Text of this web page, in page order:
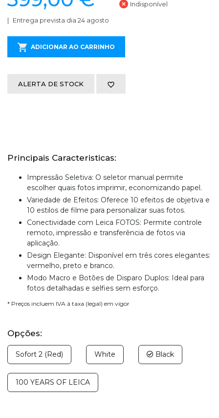
Indisponível
Entrega prevista dia 24 agosto
ADICIONAR AO CARRINHO
ALERTA DE STOCK
Principais Caracteristicas:
Impressão Seletiva: O seletor manual permite
escolher quais fotos imprimir, economizando papel.
Variedade de Efeitos: Oferece 10 efeitos de objetiva e
10 estilos de filme para personalizar suas fotos.
Conectividade com Leica FOTOS: Permite controle
remoto, impressão e transferência de fotos via
aplicação.
Design Elegante: Disponível em três cores elegantes:
vermelho, preto e branco.
Modo Macro e Botões de Disparo Duplos: Ideal para
fotos detalhadas e selfies sem esforço.
* Preços incluem IVA à taxa (legal) em vigor
Opções:
Sofort 2 (Red) White Black
100 YEARS OF LEICA